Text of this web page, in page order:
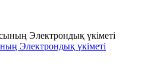
Электрондық үкіметі